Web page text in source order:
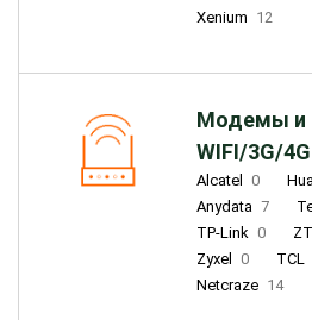
Xenium 12
Модемы и
WIFI/3G/
Alcatel 0
Anydata 7
TP-Link 0
Zyxel
0 TCL
Netcraze 14